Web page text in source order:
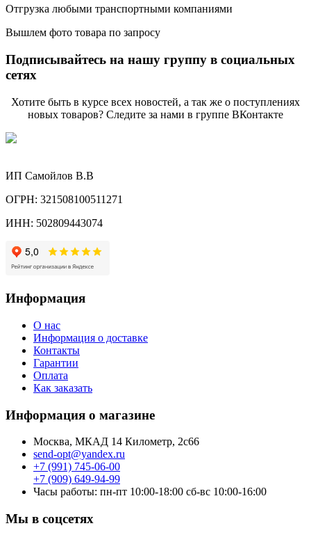
Отгрузка любыми транспортными компаниями
Вышлем фото товара по запросу
Подписывайтесь на нашу группу в социальных
сетях
Хотите быть в курсе всех новостей, а так же о поступлениях
новых товаров? Следите за нами в группе ВКонтакте
ИП Самойлов В.В
ОГРН: 321508100511271
ИНН: 502809443074
Информация
О нас
Информация о доставке
Контакты
Гарантии
Оплата
Как заказать
Информация о магазине
Москва, МКАД 14 Километр, 2с66
send-opt@yandex.ru
+7 (991) 745-06-00
+7 (909) 649-94-99
Часы работы: пн-пт 10:00-18:00 сб-вс 10:00-16:00
Мы в соцсетях